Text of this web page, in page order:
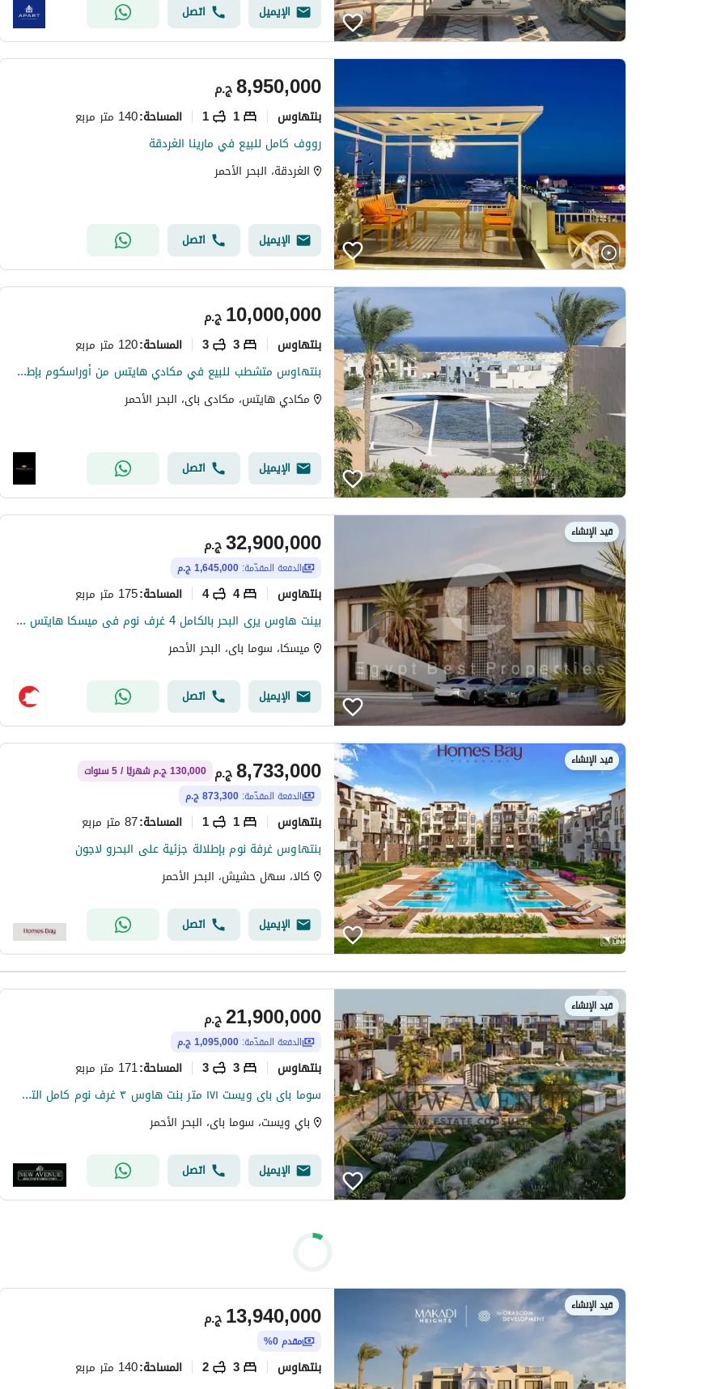
الإيميل اتصل
ج.م8,950,000
بنتهاوس 1
1 المساحة:140 متر مربع
رووف كامل للبيع في مارينا الغردقة
الغردقة، البحر الأحمر
الإيميل اتصل
ج.م10,000,000
بنتهاوس 3
3 المساحة:120 متر مربع
بنتهاوس متشطب للبيع في مكادي هايتس من أوراسكوم بإطلالة مرتفعة على البحر الأحمر
مكادي هايتس، مكادى باى، البحر الأحمر
الإيميل اتصل
قيد الإنشاء
ج.م32,900,000
الدفعة المقدّمة: 1,645,000 ج.م
بنتهاوس 4
4 المساحة:175 متر مربع
بينت هاوس يرى البحر بالكامل 4 غرف نوم فى ميسكا هايتس سوما باى فى الغردقه البحر الاحمر بأقساط بتوصل 8 سنين و خصم 30% على سعر الكاش .
ميسكا، سوما باى، البحر الأحمر
الإيميل اتصل
قيد الإنشاء
ج.م8,733,000
130,000 ج.م شهريًا / 5 سنوات
الدفعة المقدّمة: 873,300 ج.م
بنتهاوس 1
1 المساحة:87 متر مربع
بنتهاوس غرفة نوم بإطلالة جزئية على البحرو لاجون
كالا، سهل حشيش، البحر الأحمر
الإيميل اتصل
قيد الإنشاء
ج.م21,900,000
الدفعة المقدّمة: 1,095,000 ج.م
بنتهاوس 3
3 المساحة:171 متر مربع
سوما باى باى ويست ١٧١ متر بنت هاوس ٣ غرف نوم كامل التشطيب بمقدم ٥٪؜ و استلام ٣ سنين
باي ويست، سوما باى، البحر الأحمر
الإيميل اتصل
قيد الإنشاء
ج.م13,940,000
مقدم 0%
بنتهاوس 3
2 المساحة:140 متر مربع